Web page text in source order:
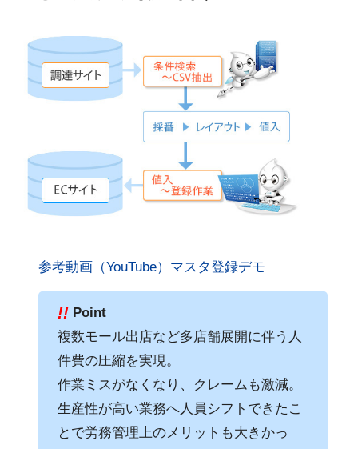
参考動画（YouTube）マスタ登録デモ
!! Point
複数モール出店など多店舗展開に伴う人
件費の圧縮を実現。
作業ミスがなくなり、クレームも激減。
生産性が高い業務へ人員シフトできたこ
とで労務管理上のメリットも大きかっ